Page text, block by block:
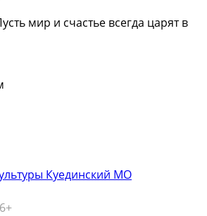
мир и счастье всегда царят в
Куединский МО